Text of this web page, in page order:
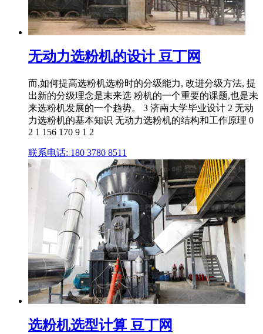
无动力选粉机的设计 豆丁网
而,如何提高选粉机选粉时的分级能力, 改进分级方法, 提
出新的分级理念是未来选 粉机的一个重要的课题,也是未
来选粉机发展的一个趋势。 3 济南大学毕业设计 2 无动
力选粉机的基本知识 无动力选粉机的结构和工作原理 0
2 1 156 170 9 1 2
联系电话: 180 3780 8511
选粉机选型计算 豆丁网